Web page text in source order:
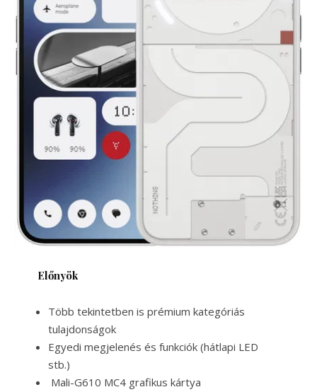
Előnyök
Több tekintetben is prémium kategóriás
tulajdonságok
Egyedi megjelenés és funkciók (hátlapi LED
stb.)
Mali-G610 MC4 grafikus kártya